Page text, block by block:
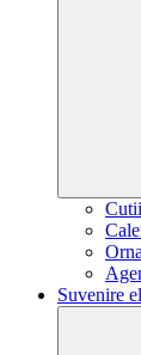
Suvenire